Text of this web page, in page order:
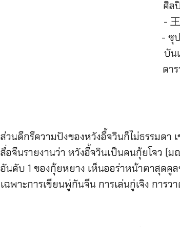
ส่วนดีกรีความปังของหวังอี้จวินก็ไม่ธรรมดา
สื่อจีนรายงานว่า หวังอี้จวินเป็นคนกุ้ยโจว (
อันดับ 1 ของกุ้ยหยาง เห็นออร่าหน้าตาสุดคู
เฉพาะการเขียนพู่กันจีน การเล่นกู่เจิง กา